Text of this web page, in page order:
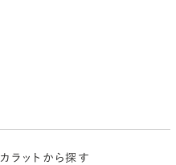
カラットから探す